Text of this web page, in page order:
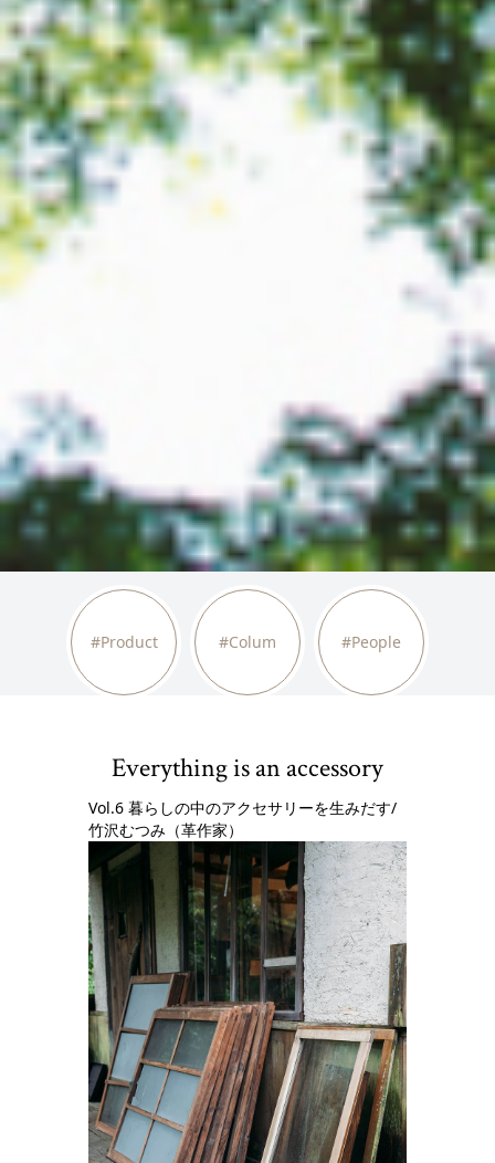
#Product #Colum #People
Everything is an accessory
Vol.6 暮らしの中のアクセサリーを生みだす/
⽵沢むつみ（⾰作家）